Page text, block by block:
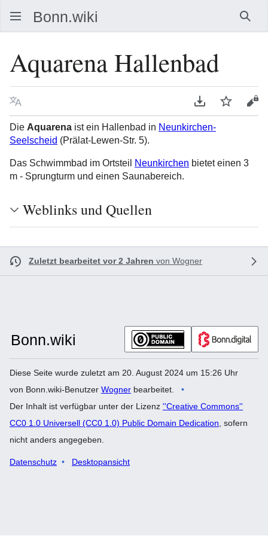
Aquarena Hallenbad
Sprache PDF
Die Aquarena ist ein Hallenbad in Neunkirchen-
Seelscheid (Prälat-Lewen-Str. 5).
Das Schwimmbad im Ortsteil Neunkirchen bietet einen 3
m - Sprungturm und einen Saunabereich.
Weblinks und Quellen
Zuletzt bearbeitet vor 2 Jahren von Wogner
Diese Seite wurde zuletzt am 20. August 2024 um 15:26 Uhr
von Bonn.wiki-Benutzer Wogner bearbeitet.
Der Inhalt ist verfügbar unter der Lizenz ''Creative Commons''
CC0 1.0 Universell (CC0 1.0) Public Domain Dedication , sofern
nicht anders angegeben.
Datenschutz Desktopansicht